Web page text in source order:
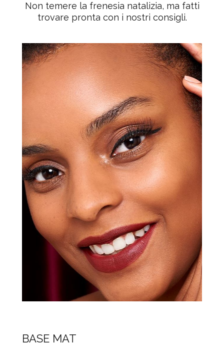
Non temere la frenesia natalizia, ma fatti
trovare pronta con i nostri consigli.
BASE MAT